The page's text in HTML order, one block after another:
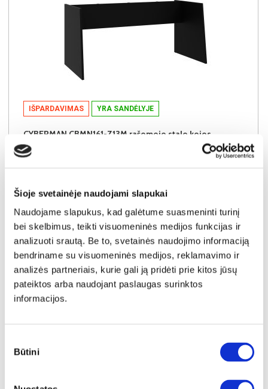
Šioje svetainėje naudojami slapukai
Naudojame slapukus, kad galėtume suasmeninti turinį
bei skelbimus, teikti visuomeninės medijos funkcijas ir
analizuoti srautą. Be to, svetainės naudojimo informaciją
bendriname su visuomeninės medijos, reklamavimo ir
analizės partneriais, kurie gali ją pridėti prie kitos jūsų
pateiktos arba naudojant paslaugas surinktos
informacijos.
pasirinkimas
Būtini
IŠPARDAVIMAS YRA SANDĖLYJE
CYBERMAN CBMN161-Z13M rašomojo stalo kojos
Išmatavimai:
49€
Kaina galioja sandėlyje esančioms prekėms
39€
Į krepšelį